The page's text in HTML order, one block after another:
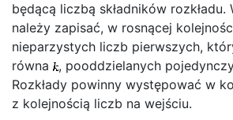
będącą liczbą składników rozkładu.
należy zapisać, w rosnącej
nieparzystych liczb pierwszych,
równa
, pooddzielanych
Rozkłady powinny występować w
z kolejnością liczb na wejściu.